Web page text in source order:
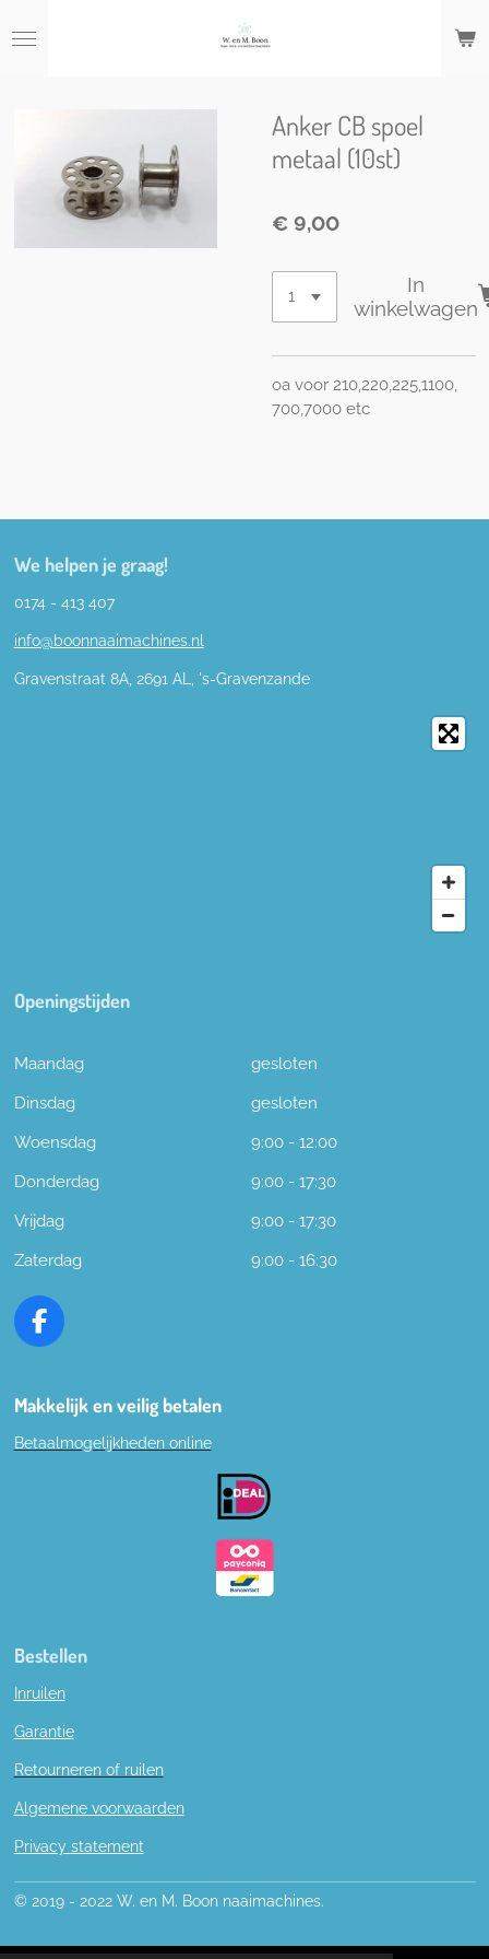
direct
Anker CB spoel
metaal (10st)
€ 9,00
In
winkelwagen
oa voor 210,220,225,1100,
700,7000 etc
We helpen je graag!
0174 - 413 407
info@boonnaaimachines.nl
Gravenstraat 8A, 2691 AL, 's-Gravenzande
Openingstijden
Maandag
gesloten
Dinsdag
gesloten
Woensdag
9:00 - 12:00
Donderdag
9:00 - 17:30
Vrijdag
9:00 - 17:30
Zaterdag
9:00 - 16:30
F
e
o
Makkelijk en veilig betalen
Betaalmogelijkheden online
Bestellen
Inruilen
Garantie
Retourneren of ruilen
Algemene voorwaarden
Privacy statement
© 2019 - 2022 W. en M. Boon naaimachines.